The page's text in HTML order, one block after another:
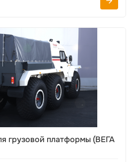
грузовой платформы (ВЕГА